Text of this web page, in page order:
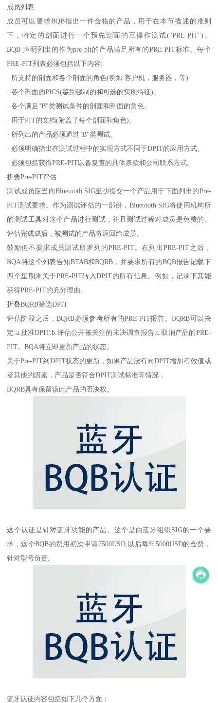
成员列表
成员可以要求BQB指出一件合格的产品，用于在本节描述的准则
下，特定的剖面进行一个预先剖面的互操作测试("PRE-PIT")。
BQB 声明列出的作为pre-pit的产品满足所有的PRE-PIT标准。每个
PRE-PIT列表必须包括以下内容:
· 所支持的剖面和各个剖面的角色(例如:客户机，服务器，等)
· 各个剖面的PICS(鉴别强制的和可选的实现特征)。
· 各个满足"B"类测试条件的剖面和剖面的角色。
· 用于PIT的文档(附盖了每个剖面和角色)。
· 所列出的产品必须通过"B"类测试。
· 必须明确指出在测试过程中的实现方式不同于DPIT的应用方式。
· 必须包括获得PRE-PIT以备复查的具体条款和公司联系方式。
折叠Pre-PIT评估
测试成员应当向Bluetooth SIG至少提交一个产品用于下面列出的Pre-
PIT测试要求。作为测试评估的一部份，Bluetooth SIG将使用机构所
的测试工具对这个产品进行测试，并且测试过程对成员是免费的。
评估完成成后，被测试的产品将返回给成员。
鼓励但不要求成员测试所罗列的PRE-PIT。在列出PRE-PIT之后，
BQA将这个列表告知BTAB和BQRB，并要求所有的BQB报告记载下
四个星期来关于PRE-PIT转入DPIT的所有信息。例如，记录下其能
获得PRE-PIT的充分理由。
折叠BQRB筛选DPIT
评估阶段之后，BQRB必须参考所有的PRE-PIT报告。BQRB可以决
定:a.批准DPIT;b.评估公开被关注的未决调查报告;c.取消产品的PRE-
PIT。BQA将立即更新产品的状态。
关于Pre-PIT到DPIT状态的更新，如果产品没有向DPIT增加有效值或
者其他的因素，产品是否符合DPIT测试标准等情况，
BQRB具有保留该此产品的否决权。
这个认证是针对蓝牙功能的产品。这个是由蓝牙组织SIG的一个要
求，这个BQB的费用初次申请7500USD,以后每年5000USD的会费，
针对型号负责。
蓝牙认证内容包括如下几个方面：